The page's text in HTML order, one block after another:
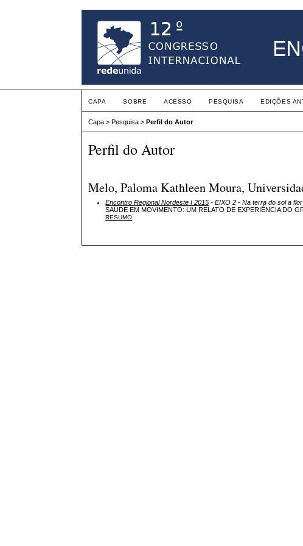
CAPA SOBRE ACESSO PESQUISA EDIÇÕES
Capa >Pesquisa >Perfil do Autor
Perfil do Autor
Melo, Paloma Kathleen Moura,
Encontro Regional Nordeste I 2015 - EIXO 2 - Na terra do sol a
SAÚDE EM MOVIMENTO: UM RELATO DE EXPERIÊNCIA DO
RESUMO